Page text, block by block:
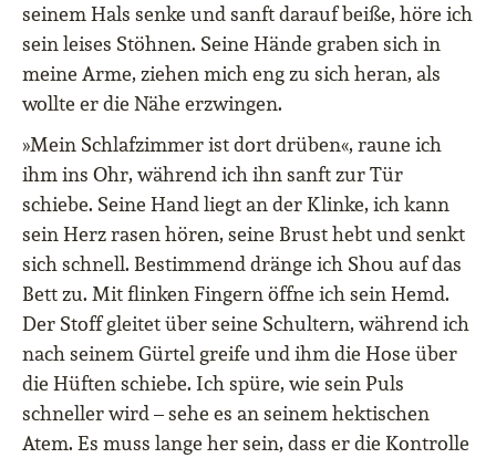
seinem Hals senke und sanft darauf beiße, höre ich
sein leises Stöhnen. Seine Hände graben sich in
meine Arme, ziehen mich eng zu sich heran, als
wollte er die Nähe erzwingen.
»Mein Schlafzimmer ist dort drüben«, raune ich
ihm ins Ohr, während ich ihn sanft zur Tür
schiebe. Seine Hand liegt an der Klinke, ich kann
sein Herz rasen hören, seine Brust hebt und senkt
sich schnell. Bestimmend dränge ich Shou auf das
Bett zu. Mit flinken Fingern öffne ich sein Hemd.
Der Stoff gleitet über seine Schultern, während ich
nach seinem Gürtel greife und ihm die Hose über
die Hüften schiebe. Ich spüre, wie sein Puls
schneller wird – sehe es an seinem hektischen
Atem. Es muss lange her sein, dass er die Kontrolle